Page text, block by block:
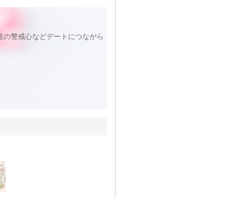
警戒心などデートにつながら